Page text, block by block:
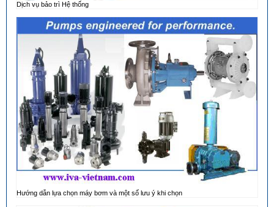
Dịch vụ bảo trì Hệ thống
Hướng dẫn lựa chọn máy bơm và một số lưu ý khi chọn